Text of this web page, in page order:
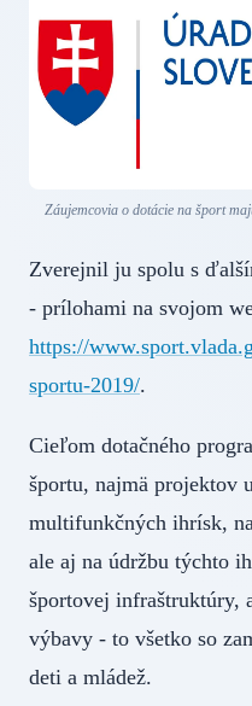
Záujemcovia o dotácie na šport
Zverejnil ju spolu s
- prílohami na svojom
https://
sportu-2019/.
Cieľom dotačného
športu, najmä projektov
multifunkčných ihrísk,
ale aj na údržbu týchto
športovej infraštruktúry,
výbavy - to všetko so
deti a mládež.